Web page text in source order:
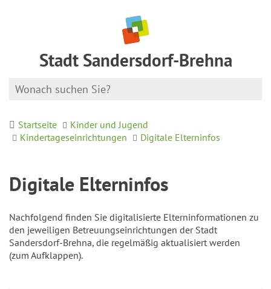
Stadt Sandersdorf-Brehna
Startseite
Kinder und Jugend
Kindertageseinrichtungen
Digitale Elterninfos
Digitale Elterninfos
Nachfolgend finden Sie digitalisierte Elterninformationen zu
den jeweiligen Betreuungseinrichtungen der Stadt
Sandersdorf-Brehna, die regelmäßig aktualisiert werden
(zum Aufklappen).